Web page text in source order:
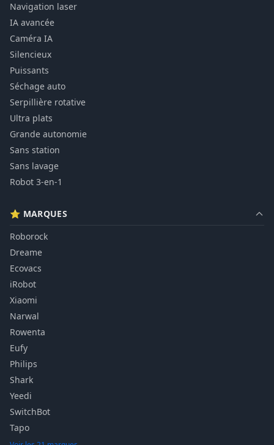
Navigation laser
IA avancée
Caméra IA
Silencieux
Puissants
Séchage auto
Serpillière rotative
Ultra plats
Grande autonomie
Sans station
Sans lavage
Robot 3-en-1
⭐ MARQUES
Roborock
Dreame
Ecovacs
iRobot
Xiaomi
Narwal
Rowenta
Eufy
Philips
Shark
Yeedi
SwitchBot
Tapo